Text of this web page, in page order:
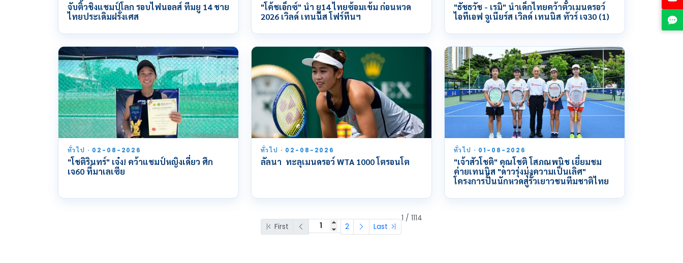
จับติ้วชิงแชมป์โลก รอบไฟนอลส์ ทีมยู 14 ชาย
ไทยประเดิมฝรั่งเศส
"โค้ชเอ็กซ์" นำ ยู14 ไทยซ้อมเข้ม ก่อนหวด
2026 เวิลด์ เทนนิส โฟร์ทีนฯ
"ธัชธวัช - เรมิ" นำเด็กไทยคว้าตั๋วเมนดรอว์
ไอทีเอฟ จูเนียร์ส เวิลด์ เทนนิส ทัวร์ เจ30 (1)
ทั่วไป · 02-08-2026
"โชติรินทร์" เจ๋ง! คว้าแชมป์หญิงเดี่ยว ศึก
เจ60 ที่มาเลเซีย
ทั่วไป · 02-08-2026
ลัลนา ทะลุเมนดรอว์ WTA 1000 โตรอนโต
ทั่วไป · 01-08-2026
"เจ้าสัวโชติ" คุณโชติ โสภณพนิช เยี่ยมชม
ค่ายเทนนิส "ดาวรุ่งมุ่งความเป็นเลิศ"
โครงการปั้นนักหวดสู่รั้วเยาวชนทีมชาติไทย
First 2 Last
1 / 1114